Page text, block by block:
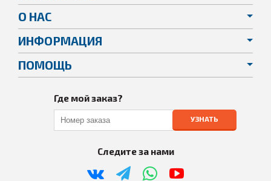
О НАС
ИНФОРМАЦИЯ
ПОМОЩЬ
Где мой заказ?
УЗНАТЬ
Следите за нами